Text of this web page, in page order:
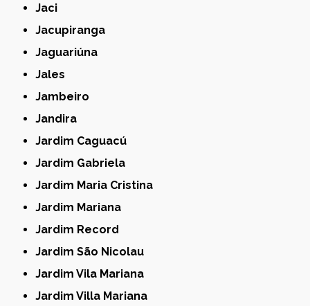
Jaci
Jacupiranga
Jaguariúna
Jales
Jambeiro
Jandira
Jardim Caguacú
Jardim Gabriela
Jardim Maria Cristina
Jardim Mariana
Jardim Record
Jardim São Nicolau
Jardim Vila Mariana
Jardim Villa Mariana